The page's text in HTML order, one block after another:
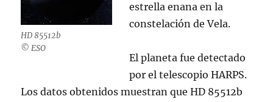
HD 85512b
© ESO
estrella enana en la
constelación de Vela.
El planeta fue detectado
por el telescopio HARPS.
Los datos obtenidos muestran que HD 85512b